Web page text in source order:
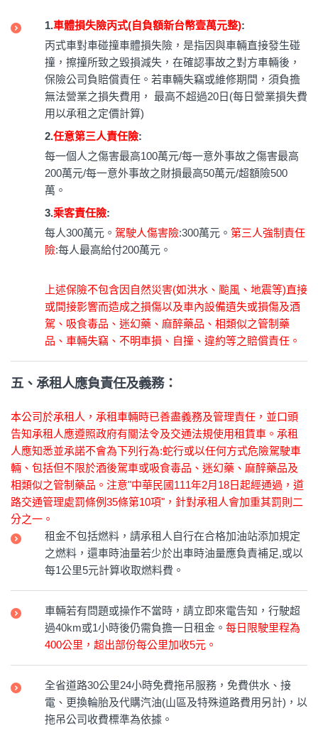
1.車體損失險丙式(自負額新台幣壹萬元整):
丙式車對車碰撞車體損失險，是指因與車輛直接發生碰
撞，擦撞所致之毀損減失，在確認事故之對方車輛後，
保險公司負賠償責任。若車輛失竊或維修期間，須負擔
無法營業之損失費用， 最高不超過20日(每日營業損失費
用以承租之定價計算)
2.任意第三人責任險:
每一個人之傷害最高100萬元/每一意外事故之傷害最高
200萬元/每一意外事故之財損最高50萬元/超額險500
萬。
3.乘客責任險:
每人300萬元。 駕駛人傷害險:300萬元。 第三人強制責任
險:每人最高給付200萬元。
上述保險不包含因自然災害(如洪水、颱風、地震等)直接
或間接影響而造成之損傷以及車內設備遺失或損傷及酒
駕、吸食毒品、迷幻藥、麻醉藥品、相類似之管制藥
品、車輛失竊、不明車損、自撞、違約等之賠償責任。
五、承租人應負責任及義務：
本公司於承租人，承租車輛時已善盡義務及管理責任，並口頭
告知承租人應遵照政府有關法令及交通法規使用租賃車。承租
人應知悉並承諾不會為下列行為:蛇行或以任何方式危險駕駛車
輛、包括但不限於酒後駕車或吸食毒品、迷幻藥、麻醉藥品及
相類似之管制藥品。注意"中華民國111年2月18日起經通過，道
路交通管理處罰條例35條第10項"，針對承租人會加重其罰則二
分之一。
租金不包括燃料，請承租人自行在合格加油站添加規定
之燃料，還車時油量若少於出車時油量應負責補足,或以
每1公里5元計算收取燃料費。
車輛若有問題或操作不當時，請立即來電告知，行駛超
過40km或1小時後仍需負擔一日租金。 每日限駛里程為
400公里，超出部份每公里加收5元。
全省道路30公里24小時免費拖吊服務，免費供水、接
電、更換輪胎及代購汽油(山區及特殊道路費用另計)，以
拖吊公司收費標準為依據。